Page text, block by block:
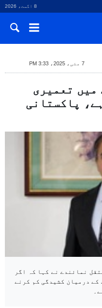
8 اگست، 2026
7 مئی، 2025، 3:33 PM
میں تعمیری
پاکستانی
نمائندے نے کہا کہ اگر
کے درمیان کشیدگی کم کرنے